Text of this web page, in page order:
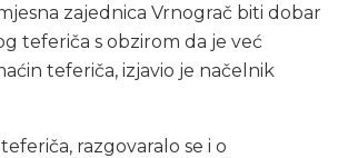
zajednica Vrnograč biti dobar
teferiča s obzirom da je već
teferiča, izjavio je načelnik
razgovaralo se i o